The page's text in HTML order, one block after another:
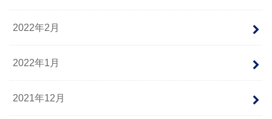
2022年2月
2022年1月
2021年12月